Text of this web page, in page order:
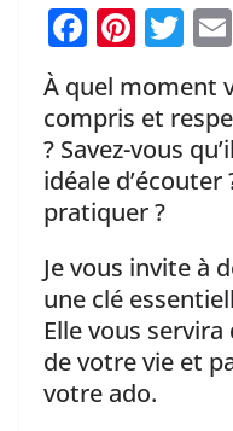
F
c
e
b
o
o
k
Pi
er
e
st
T
w
itt
er
À quel moment
compris et
? Savez-vous
idéale d’écouter
pratiquer ?
Je vous invite à
une clé
Elle vous
de votre vie et
votre ado.